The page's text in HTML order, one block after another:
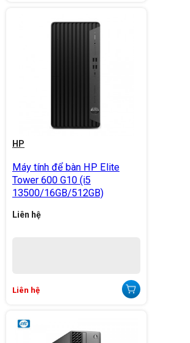
HP
Máy tính để bàn HP Elite
Tower 600 G10 (i5
13500/16GB/512GB)
Liên hệ
Liên hệ